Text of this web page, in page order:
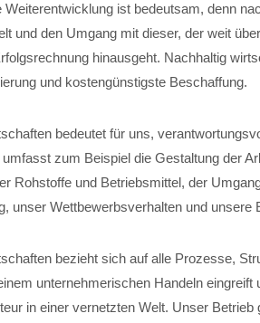
Weiterentwicklung ist bedeutsam, denn
und den Umgang mit dieser, der weit
hinausgeht. Nachhaltig
und kostengünstigste Beschaffung.
bedeutet für uns,
zum Beispiel die Gestaltung der
Rohstoffe und Betriebsmittel, der
unser Wettbewerbsverhalten und unsere
bezieht sich auf alle Prozesse,
unternehmerischen Handeln
in einer vernetzten Welt. Unser